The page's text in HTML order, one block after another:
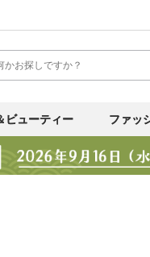
ビューティー ファッ